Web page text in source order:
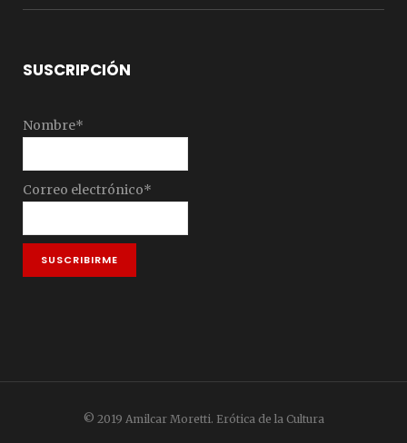
SUSCRIPCIÓN
Nombre*
Correo electrónico*
© 2019 Amilcar Moretti. Erótica de la Cultura